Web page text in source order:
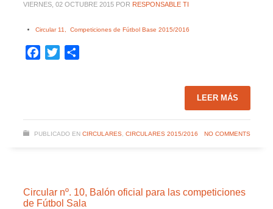
VIERNES, 02 OCTUBRE 2015 POR RESPONSABLE TI
Circular 11, Competiciones de Fútbol Base 2015/2016
Facebook
Twitter
LEER MÁS
PUBLICADO EN CIRCULARES, CIRCULARES 2015/2016 NO COMMENTS
Circular nº. 10, Balón oficial para las competiciones
de Fútbol Sala